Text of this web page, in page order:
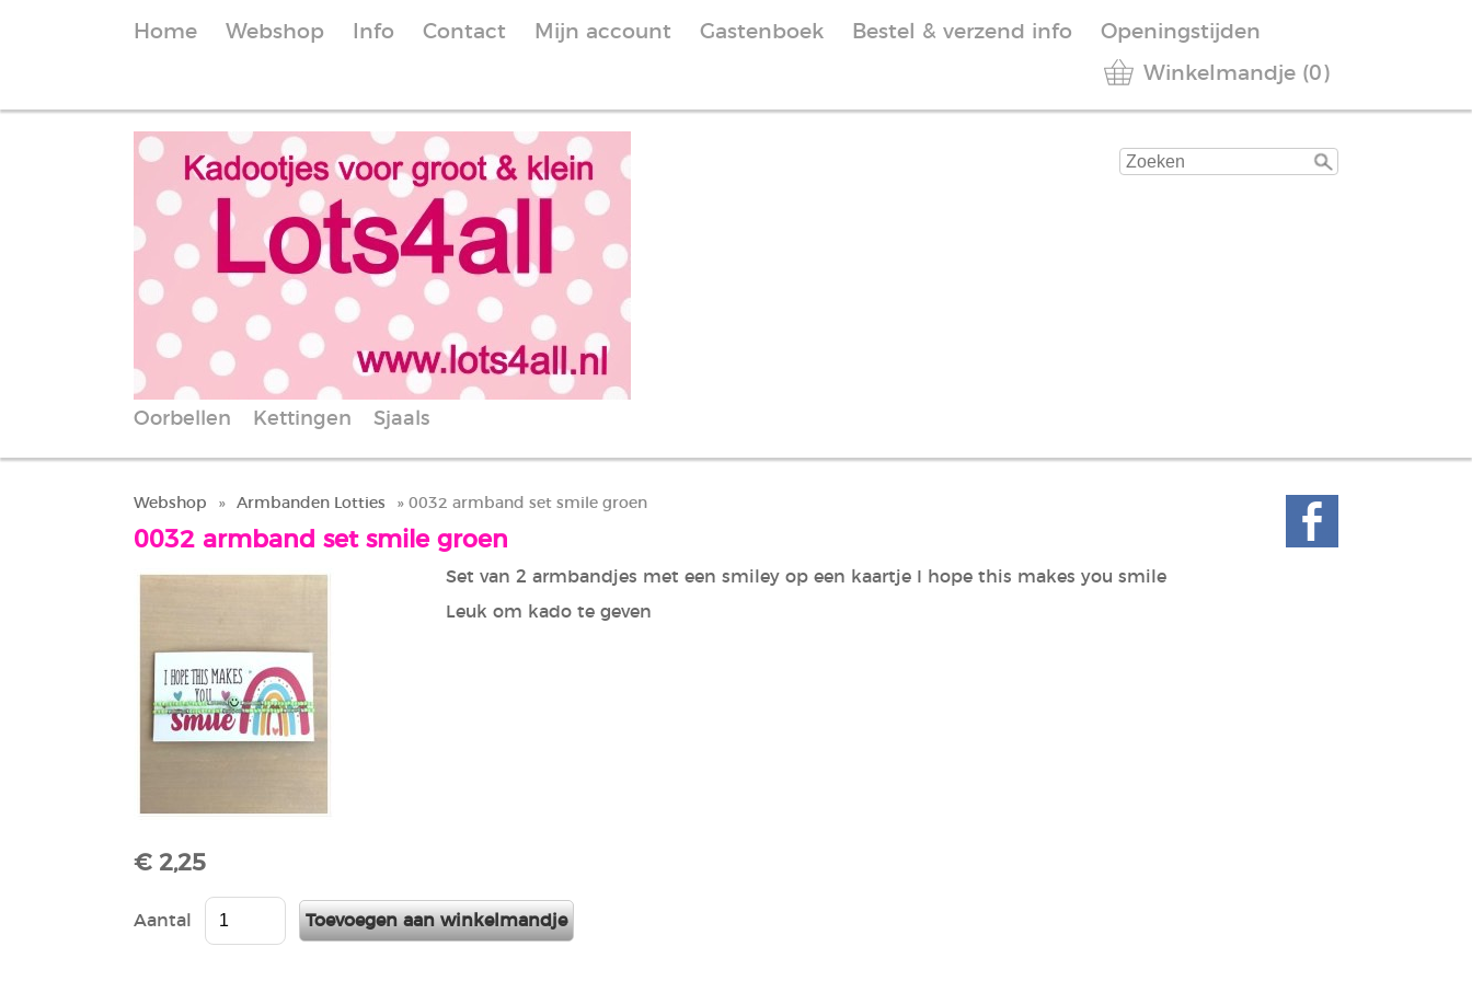
Home Webshop Info Contact Mijn account Gastenboek Bestel & verzend info Openingstijden
Winkelmandje (0)
Oorbellen Kettingen Sjaals
Webshop » Armbanden Lotties » 0032 armband set smile groen
0032 armband set smile groen
Set van 2 armbandjes met een smiley op een kaartje I hope this makes you smile
Leuk om kado te geven
€ 2,25
Aantal